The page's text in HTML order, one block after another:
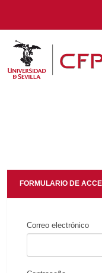
FORMULARIO DE
Correo electrónico